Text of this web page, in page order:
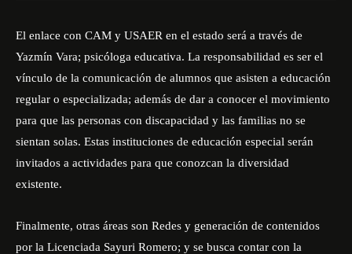
El enlace con CAM y USAER en el estado será a través de
Yazmín Vara; psicóloga educativa. La responsabilidad es ser el
vínculo de la comunicación de alumnos que asisten a educación
regular o especializada; además de dar a conocer el movimiento
para que las personas con discapacidad y las familias no se
sientan solas. Estas instituciones de educación especial serán
invitados a actividades para que conozcan la diversidad
existente.
Finalmente, otras áreas son Redes y generación de contenidos
por la Licenciada Sayuri Romero; y se busca contar con la